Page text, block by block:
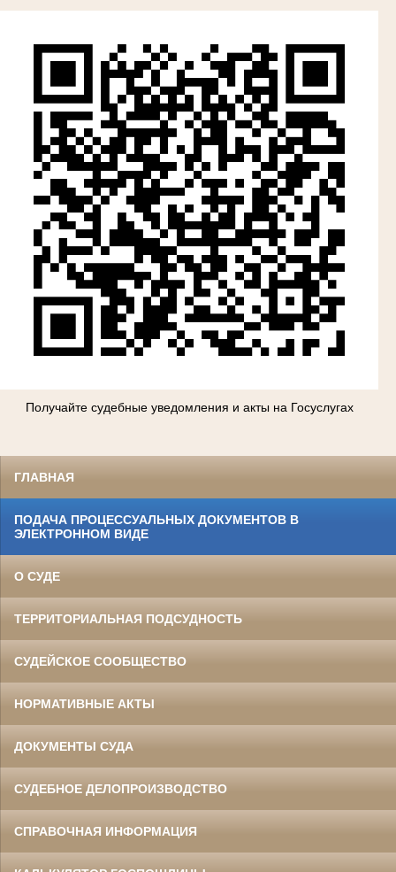
Получайте судебные уведомления и акты на Госуслугах
ГЛАВНАЯ
ПОДАЧА ПРОЦЕССУАЛЬНЫХ ДОКУМЕНТОВ В
ЭЛЕКТРОННОМ ВИДЕ
О СУДЕ
ТЕРРИТОРИАЛЬНАЯ ПОДСУДНОСТЬ
СУДЕЙСКОЕ СООБЩЕСТВО
НОРМАТИВНЫЕ АКТЫ
ДОКУМЕНТЫ СУДА
СУДЕБНОЕ ДЕЛОПРОИЗВОДСТВО
СПРАВОЧНАЯ ИНФОРМАЦИЯ